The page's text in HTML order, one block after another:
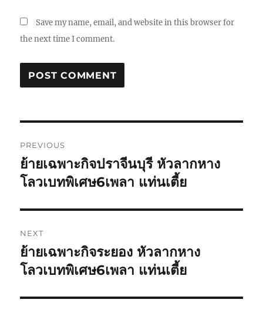
Save my name, email, and website in this browser for
the next time I comment.
navigation
PREVIOUS
Previous
post:
ย้ายเฉพาะกิจปราจีนบุรี หัวลากหาง
โลวเบทพิเศษ6เพลา แท่นเตี้ย
NEXT
Next
post:
ย้ายเฉพาะกิจระยอง หัวลากหาง
โลวเบทพิเศษ6เพลา แท่นเตี้ย